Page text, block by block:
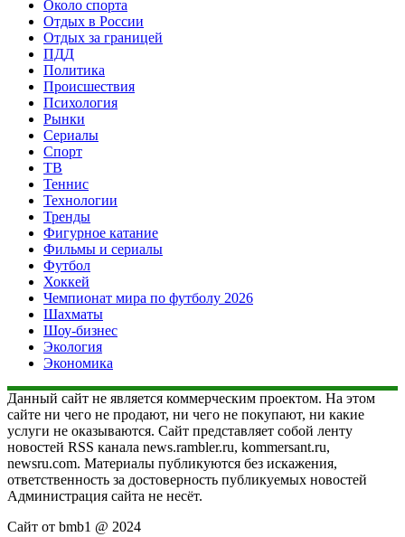
Около спорта
Отдых в России
Отдых за границей
ПДД
Политика
Происшествия
Психология
Рынки
Сериалы
Спорт
ТВ
Теннис
Технологии
Тренды
Фигурное катание
Фильмы и сериалы
Футбол
Хоккей
Чемпионат мира по футболу 2026
Шахматы
Шоу-бизнес
Экология
Экономика
Данный сайт не является коммерческим проектом. На этом
сайте ни чего не продают, ни чего не покупают, ни какие
услуги не оказываются. Сайт представляет собой ленту
новостей RSS канала news.rambler.ru, kommersant.ru,
newsru.com. Материалы публикуются без искажения,
ответственность за достоверность публикуемых новостей
Администрация сайта не несёт.
Сайт от bmb1 @ 2024